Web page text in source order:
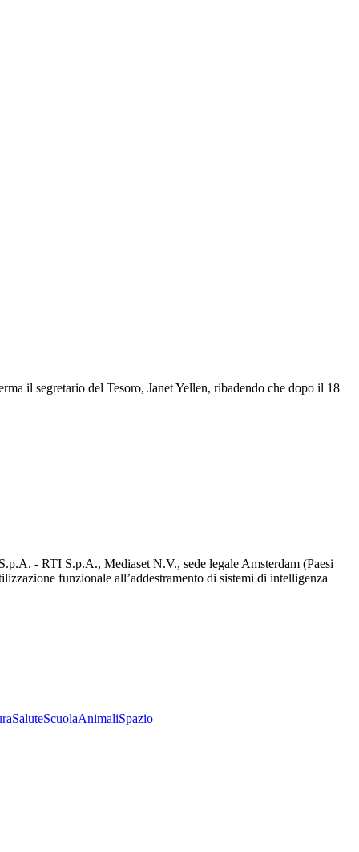
il segretario del Tesoro, Janet Yellen, ribadendo che dopo il 18
- RTI S.p.A., Mediaset N.V., sede legale Amsterdam (Paesi
funzionale all’addestramento di sistemi di intelligenza
SaluteScuolaAnimaliSpazio